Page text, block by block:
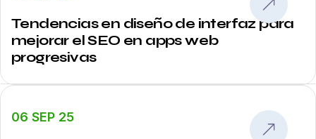
Tendencias en diseño de interfaz para
mejorar el SEO en apps web
progresivas
06 SEP 25